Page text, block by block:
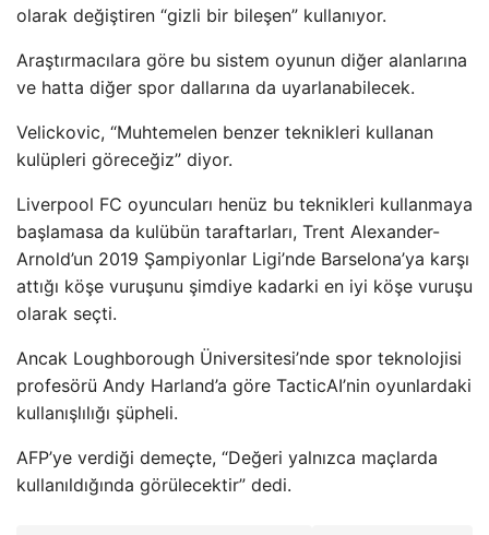
olarak değiştiren “gizli bir bileşen” kullanıyor.
Araştırmacılara göre bu sistem oyunun diğer alanlarına
ve hatta diğer spor dallarına da uyarlanabilecek.
Velickovic, “Muhtemelen benzer teknikleri kullanan
kulüpleri göreceğiz” diyor.
Liverpool FC oyuncuları henüz bu teknikleri kullanmaya
başlamasa da kulübün taraftarları, Trent Alexander-
Arnold’un 2019 Şampiyonlar Ligi’nde Barselona’ya karşı
attığı köşe vuruşunu şimdiye kadarki en iyi köşe vuruşu
olarak seçti.
Ancak Loughborough Üniversitesi’nde spor teknolojisi
profesörü Andy Harland’a göre TacticAI’nin oyunlardaki
kullanışlılığı şüpheli.
AFP’ye verdiği demeçte, “Değeri yalnızca maçlarda
kullanıldığında görülecektir” dedi.